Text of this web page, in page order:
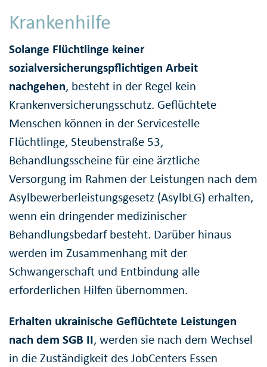
Krankenhilfe
Solange Flüchtlinge keiner
sozialversicherungspflichtigen Arbeit
nachgehen, besteht in der Regel kein
Krankenversicherungsschutz. Geflüchtete
Menschen können in der Servicestelle
Flüchtlinge, Steubenstraße 53,
Behandlungsscheine für eine ärztliche
Versorgung im Rahmen der Leistungen nach dem
Asylbewerberleistungsgesetz (AsylbLG) erhalten,
wenn ein dringender medizinischer
Behandlungsbedarf besteht. Darüber hinaus
werden im Zusammenhang mit der
Schwangerschaft und Entbindung alle
erforderlichen Hilfen übernommen.
Erhalten ukrainische Geflüchtete Leistungen
nach dem SGB II, werden sie nach dem Wechsel
in die Zuständigkeit des JobCenters Essen